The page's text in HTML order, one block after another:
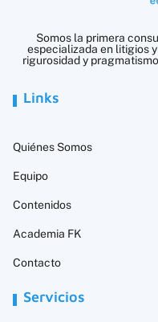
Somos la primera
especializada en litigios
rigurosidad y
Links
Quiénes Somos
Equipo
Contenidos
Academia FK
Contacto
Servicios